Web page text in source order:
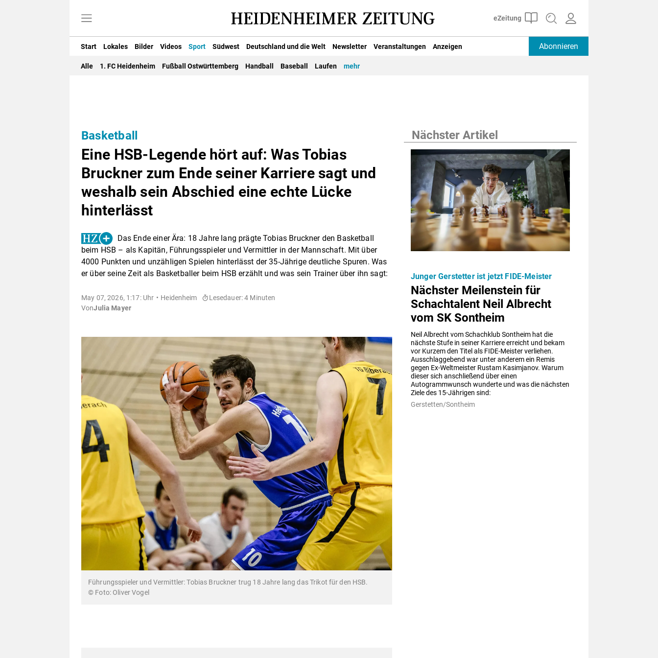
Start Lokales Bilder Videos Sport Südwest Deutschland und die Welt Newsletter Veranstaltungen Anzeigen Abonnieren
Alle 1. FC Heidenheim Fußball Ostwürttemberg Handball Baseball Laufen mehr
Basketball
Eine HSB-Legende hört auf: Was Tobias
Bruckner zum Ende seiner Karriere sagt und
weshalb sein Abschied eine echte Lücke
hinterlässt
Das Ende einer Ära: 18 Jahre lang prägte Tobias Bruckner den Basketball
beim HSB – als Kapitän, Führungsspieler und Vermittler in der Mannschaft. Mit über
4000 Punkten und unzähligen Spielen hinterlässt der 35-Jährige deutliche Spuren. Was
er über seine Zeit als Basketballer beim HSB erzählt und was sein Trainer über ihn sagt:
May 07, 2026, 1:17: Uhr Heidenheim
Lesedauer: 4 Minuten
VonJulia Mayer
Führungsspieler und Vermittler: Tobias Bruckner trug 18 Jahre lang das Trikot für den HSB.
Oliver Vogel
Nächster Artikel
Nächster Meilenstein für
Schachtalent Neil Albrecht
vom SK Sontheim
Neil Albrecht vom Schachklub Sontheim hat die
nächste Stufe in seiner Karriere erreicht und bekam
vor Kurzem den Titel als FIDE-Meister verliehen.
Ausschlaggebend war unter anderem ein Remis
gegen Ex-Weltmeister Rustam Kasimjanov. Warum
dieser sich anschließend über einen
Autogrammwunsch wunderte und was die nächsten
Ziele des 15-Jährigen sind:
Junger Gerstetter ist jetzt FIDE-Meister
Gerstetten/Sontheim